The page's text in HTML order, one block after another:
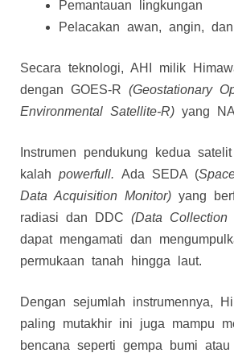
Pemantauan lingkungan
Pelacakan awan, angin,
Secara teknologi, AHI milik
dengan GOES-R (Geostationary
Environmental Satellite-R) yang
Instrumen pendukung kedua
kalah powerfull. Ada SEDA (
Data Acquisition Monitor) yang
radiasi dan DDC (Data Collection
dapat mengamati dan
permukaan tanah hingga laut.
Dengan sejumlah instrumennya,
paling mutakhir ini juga mampu
bencana seperti gempa bumi